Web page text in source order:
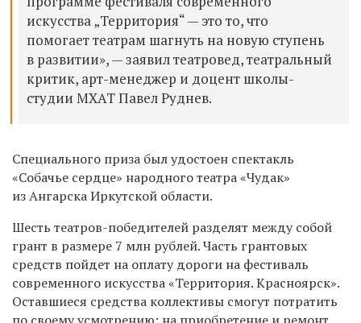
искусства „Территория“ — это то, что
помогает театрам шагнуть на новую ступень
в развитии», — заявил театровед, театральный
критик, арт-менеджер и доцент школы-
студии МХАТ Павел Руднев.
Специального приза был удостоен спектакль
«Собачье сердце» народного театра «Чудак»
из Ангарска Иркутской области.
Шесть театров-победителей разделят между собой
грант в размере 7 млн рублей. Часть грантовых
средств пойдет на оплату дороги на фестиваль
современного искусства «Территория. Красноярск».
Оставшиеся средства коллективы смогут потратить